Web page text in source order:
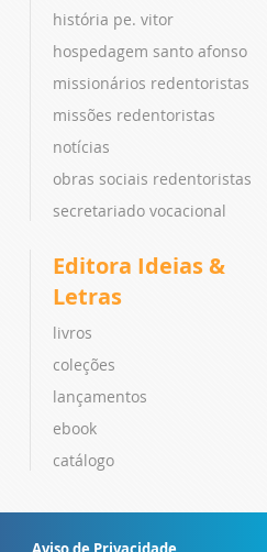
história pe. vitor
hospedagem santo afonso
missionários redentoristas
missões redentoristas
notícias
obras sociais redentoristas
secretariado vocacional
Editora Ideias &
Letras
livros
coleções
lançamentos
ebook
catálogo